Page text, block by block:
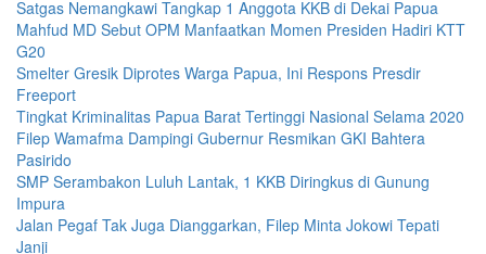
Satgas Nemangkawi Tangkap 1 Anggota KKB di Dekai Papua
Mahfud MD Sebut OPM Manfaatkan Momen Presiden Hadiri KTT
G20
Smelter Gresik Diprotes Warga Papua, Ini Respons Presdir
Freeport
Tingkat Kriminalitas Papua Barat Tertinggi Nasional Selama 2020
Filep Wamafma Dampingi Gubernur Resmikan GKI Bahtera
Pasirido
SMP Serambakon Luluh Lantak, 1 KKB Diringkus di Gunung
Impura
Jalan Pegaf Tak Juga Dianggarkan, Filep Minta Jokowi Tepati
Janji